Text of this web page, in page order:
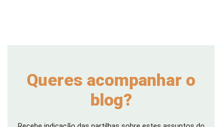
Queres acompanhar o
blog?